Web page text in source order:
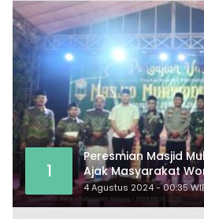
1
Peresmian Masjid
Ajak Masyarakat
Masjid
4 Agustus 2024 - 00:35